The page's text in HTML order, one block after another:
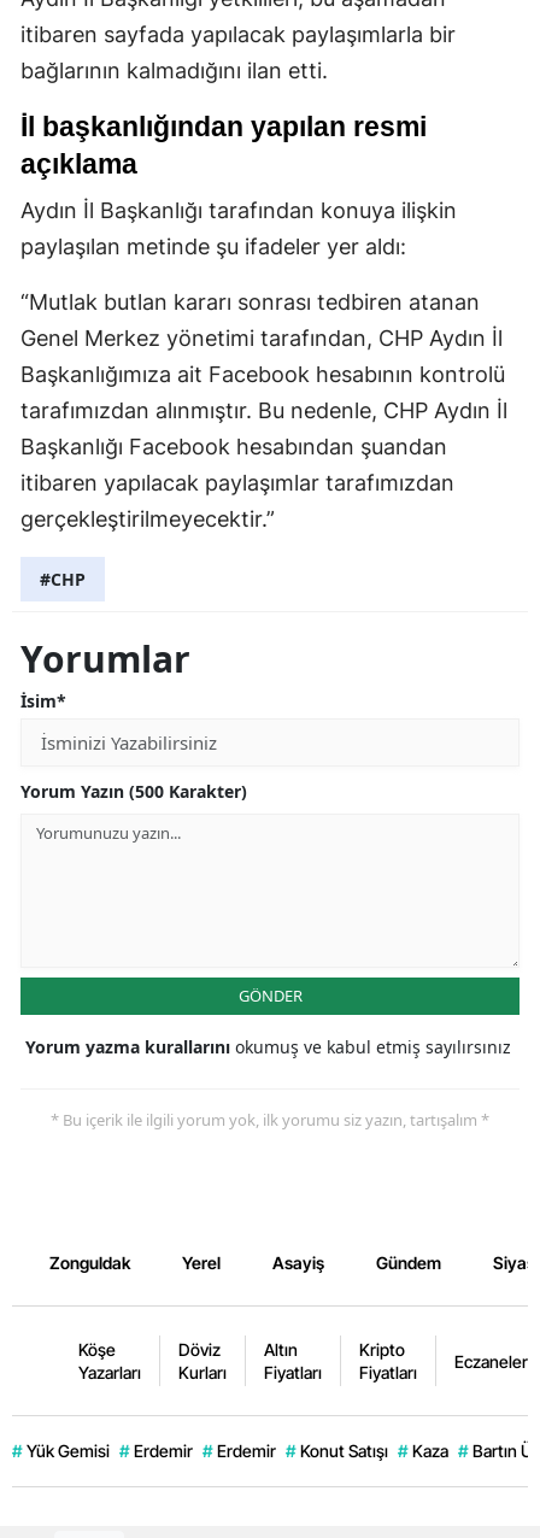
itibaren sayfada yapılacak paylaşımlarla bir
bağlarının kalmadığını ilan etti.
İl başkanlığından yapılan resmi
açıklama
Aydın İl Başkanlığı tarafından konuya ilişkin
paylaşılan metinde şu ifadeler yer aldı:
“Mutlak butlan kararı sonrası tedbiren atanan
Genel Merkez yönetimi tarafından, CHP Aydın İl
Başkanlığımıza ait Facebook hesabının kontrolü
tarafımızdan alınmıştır. Bu nedenle, CHP Aydın İl
Başkanlığı Facebook hesabından şuandan
itibaren yapılacak paylaşımlar tarafımızdan
gerçekleştirilmeyecektir.”
#CHP
Yorumlar
İsim*
Yorum Yazın (500 Karakter)
GÖNDER
Yorum yazma kurallarını okumuş ve kabul etmiş sayılırsınız
* Bu içerik ile ilgili yorum yok, ilk yorumu siz yazın, tartışalım *
Zonguldak Yerel Asayiş Gündem
Köşe
Yazarları
Döviz
Kurları
Altın
Fiyatları
Kripto
Fiyatları
Eczaneler
# Yük Gemisi # Erdemir # Erdemir # Konut Satışı # Kaza # Bartın